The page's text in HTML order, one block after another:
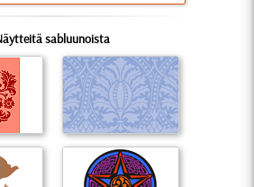
sabluunoista